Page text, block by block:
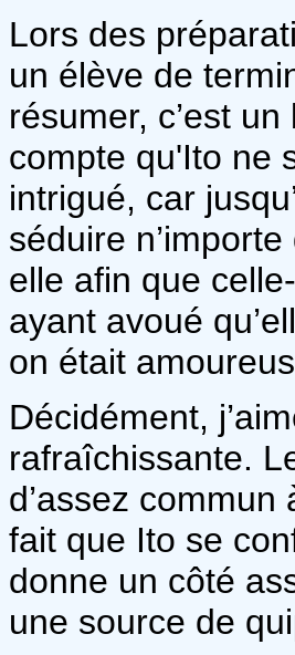
Lors des
un élève de
résumer, c’est
compte qu'Ito ne
intrigué, car
séduire
elle afin que
ayant avoué
on était
Décidément,
rafraîchissante.
d’assez
fait que Ito se
donne un côté
une source de